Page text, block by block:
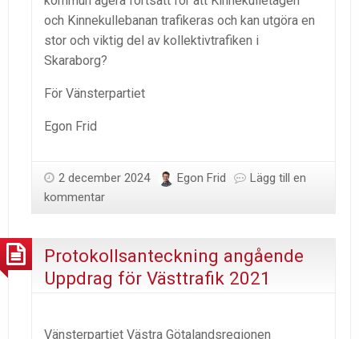
och Kinnekullebanan trafikeras och kan utgöra en
stor och viktig del av kollektivtrafiken i
Skaraborg?
För Vänsterpartiet
Egon Frid
2 december 2024 Egon Frid
Lägg till en
kommentar
Protokollsanteckning angående
Uppdrag för Västtrafik 2021
Vänsterpartiet Västra Götalandsregionen